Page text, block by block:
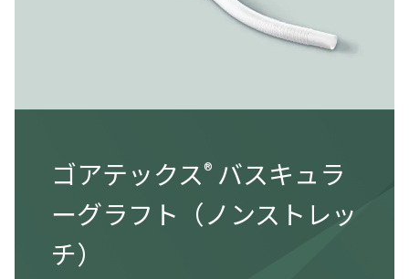
ゴアテックス® バスキュラ
ーグラフト（ノンストレッ
チ）